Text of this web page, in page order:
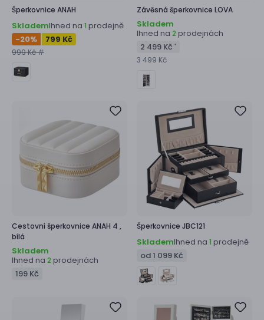
Šperkovnice ANAH
SklademIhned na 1 prodejně
-20% 799 Kč
999 Kč #
Závěsná šperkovnice LOVA
Skladem
Ihned na 2 prodejnách
2 499 Kč *
3 499 Kč
Cestovní šperkovnice ANAH 4 ,
bílá
Skladem
Ihned na 2 prodejnách
199 Kč
Šperkovnice JBC121
SklademIhned na 1 prodejně
od 1 099 Kč